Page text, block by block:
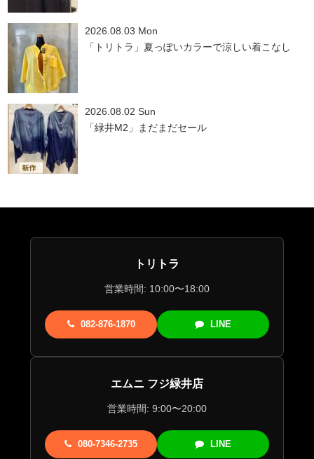
2026.08.03 Mon
「トリトラ」夏っぽいカラーで涼しい着こなし
2026.08.02 Sun
「緑井M2」まだまだセール
トリトラ
営業時間: 10:00〜18:00
082-876-1870 LINE
エムニ フジ緑井店
営業時間: 9:00〜20:00
080-7346-2735 LINE